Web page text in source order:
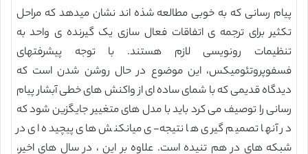
پیام رسانی که به خوبی مطالعه شذه اند نشان میدهد که مراحل
تکثیر برای ترجمه ی اتفاقات فعال سازی یک گیرنده ی واحد به
تنظیمات رونویسی لازم هستند. با توجه پیشرفتهای
فسفوپروتئومیکس، این موضوع در حال روشن شدن است که
دیدگاه قدیمی که با شمای ساده ای از واکنش های خطی آبشار پیام
رسانی را توصیف می کرد باید با مدل های متغییر جایگزین شود که
در آنها تصمیم گیری ها نتیجه-ی میانکنش های پیچیده ای در
شبکه های در هم تنیده است. علاوه بر این ، در سال های اخیر،